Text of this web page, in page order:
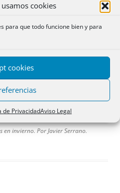
cookies
para que todo funcione bien y para
cookies
de PrivacidadAviso Legal
en invierno. Por Javier Serrano.